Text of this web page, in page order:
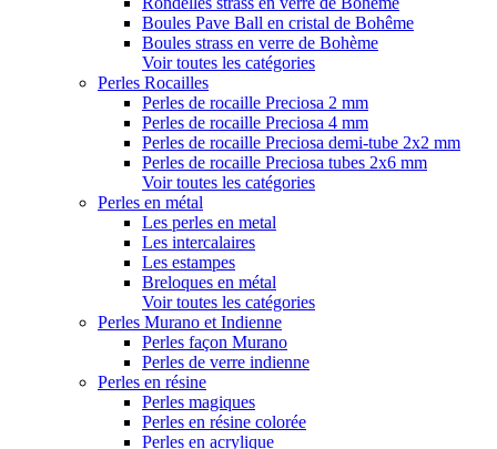
Boules Pave Ball en cristal de Bohême
Boules strass en verre de Bohème
Voir toutes les catégories
Perles Rocailles
Perles de rocaille Preciosa 2 mm
Perles de rocaille Preciosa 4 mm
Perles de rocaille Preciosa demi-tube 2x2 mm
Perles de rocaille Preciosa tubes 2x6 mm
Voir toutes les catégories
Perles en métal
Les perles en metal
Les intercalaires
Les estampes
Breloques en métal
Voir toutes les catégories
Perles Murano et Indienne
Perles façon Murano
Perles de verre indienne
Perles en résine
Perles magiques
Perles en résine colorée
Perles en acrylique